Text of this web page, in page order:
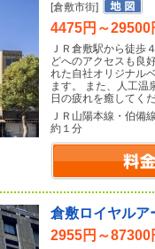
[倉敷市街]
4475円～29500
ＪＲ倉敷駅から徒歩
どへのアクセスも良
れた自社オリジナル
ます。 また、人工温
日の疲れを癒してくだ
ＪＲ山陽本線・伯備
約１分
倉敷ロイヤルア
2955円～87300